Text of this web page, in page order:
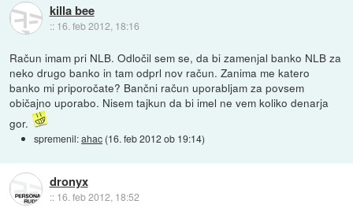
killa bee
:: 16. feb 2012, 18:16
Račun imam pri NLB. Odločil sem se, da bi zamenjal banko NLB za
neko drugo banko in tam odprl nov račun. Zanima me katero
banko mi priporočate? Bančni račun uporabljam za povsem
običajno uporabo. Nisem tajkun da bi imel ne vem koliko denarja
gor.
spremenil:ahac (16. feb 2012 ob 19:14)
dronyx
:: 16. feb 2012, 18:52